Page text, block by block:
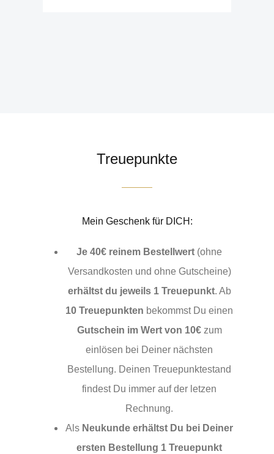
Treuepunkte
Mein Geschenk für DICH:
Je 40€ reinem Bestellwert (ohne
Versandkosten und ohne Gutscheine)
erhältst du jeweils 1 Treuepunkt. Ab
10 Treuepunkten bekommst Du einen
Gutschein im Wert von 10€zum
einlösen bei Deiner nächsten
Bestellung. Deinen Treuepunktestand
findest Du immer auf der letzen
Rechnung.
Als Neukunde erhältst Du bei Deiner
ersten Bestellung 1 Treuepunkt